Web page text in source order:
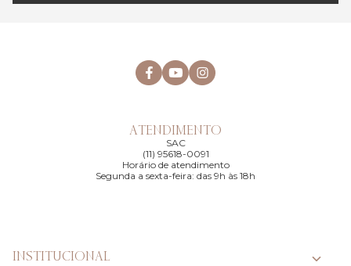
ATENDIMENTO
SAC
(11) 95618-0091
Horário de atendimento
Segunda a sexta-feira: das 9h às 18h
INSTITUCIONAL